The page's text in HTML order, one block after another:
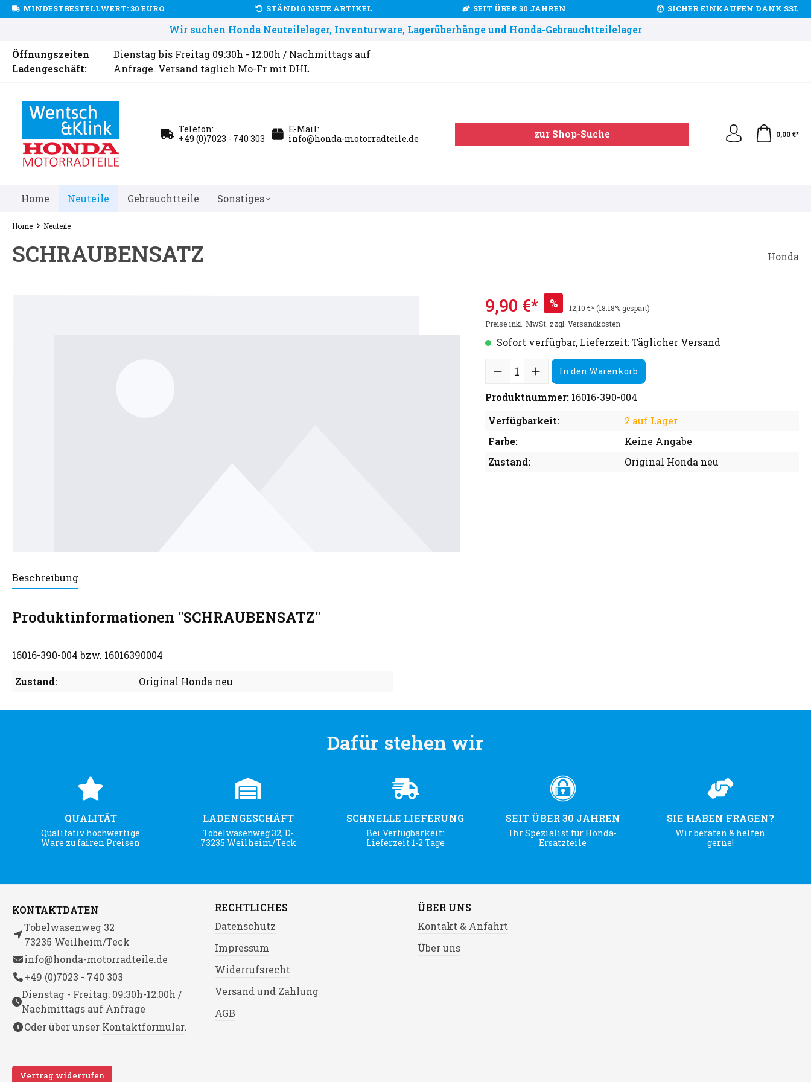
MINDESTBESTELLWERT: 30 EURO STÄNDIG NEUE ARTIKEL SEIT ÜBER 30 JAHREN SICHER EINKAUFEN DANK SSL
Wir suchen Honda Neuteilelager, Inventurware, Lagerüberhänge und Honda-Gebrauchtteilelager
Öffnungszeiten
Ladengeschäft:
Dienstag bis Freitag 09:30h - 12:00h / Nachmittags auf
Anfrage. Versand täglich Mo-Fr mit DHL
Telefon:
+49 (0)7023 - 740 303
E-Mail:
info@honda-motorradteile.de
zur Shop-Suche 0,00 €*
Home Neuteile Gebrauchtteile Sonstiges
Home Neuteile
SCHRAUBENSATZ Honda
9,90 €* % 12,10 €*(18.18% gespart)
Preise inkl. MwSt. zzgl. Versandkosten
Sofort verfügbar, Lieferzeit: Täglicher Versand
In den Warenkorb
Produktnummer: 16016-390-004
Verfügbarkeit:
2 auf Lager
Farbe:
Keine Angabe
Zustand:
Original Honda neu
Beschreibung
Produktinformationen "SCHRAUBENSATZ"
16016-390-004 bzw. 16016390004
Zustand: Original Honda neu
Dafür stehen wir
QUALITÄT
Qualitativ hochwertige
Ware zu fairen Preisen
LADENGESCHÄFT
Tobelwasenweg 32, D-
73235 Weilheim/Teck
SCHNELLE LIEFERUNG
Bei Verfügbarkeit:
Lieferzeit 1-2 Tage
SEIT ÜBER 30 JAHREN
Ihr Spezialist für Honda-
Ersatzteile
SIE HABEN FRAGEN?
Wir beraten & helfen
gerne!
KONTAKTDATEN
Tobelwasenweg 32
73235 Weilheim/Teck
info@honda-motorradteile.de
+49 (0)7023 - 740 303
Dienstag - Freitag: 09:30h-12:00h /
Nachmittags auf Anfrage
Oder über unser Kontaktformular.
Vertrag widerrufen
RECHTLICHES
Datenschutz
Impressum
Widerrufsrecht
Versand und Zahlung
AGB
ÜBER UNS
Kontakt & Anfahrt
Über uns